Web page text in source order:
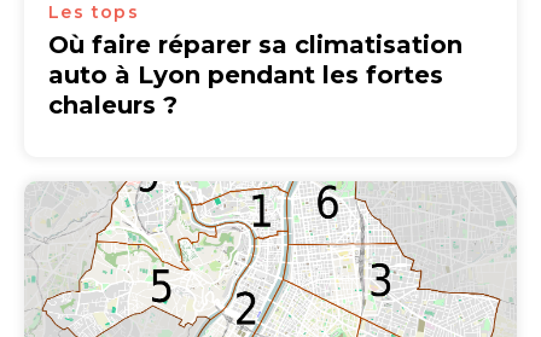
Les tops
Où faire réparer sa climatisation
auto à Lyon pendant les fortes
chaleurs ?